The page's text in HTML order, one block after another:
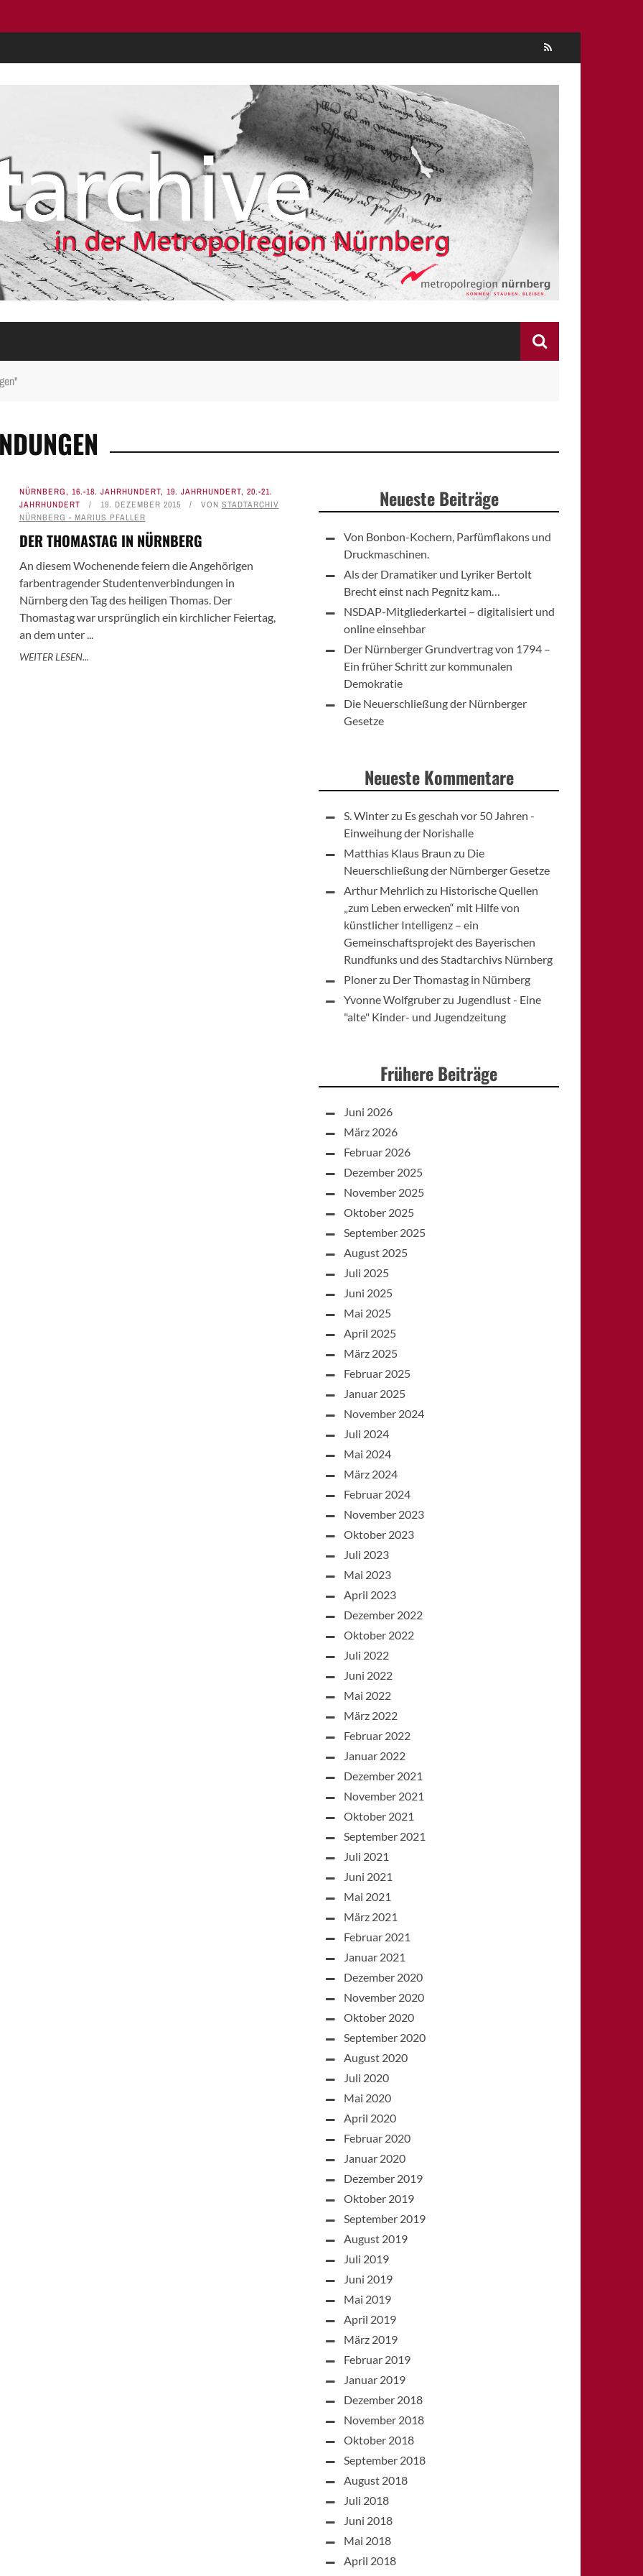
NÜRNBERG, 16.-18. JAHRHUNDERT, 19. JAHRHUNDERT, 20.-21.
JAHRHUNDERT
19. DEZEMBER 2015 VON STADTARCHIV
NÜRNBERG - MARIUS PFALLER
DER THOMASTAG IN NÜRNBERG
An diesem Wochenende feiern die Angehörigen
farbentragender Studentenverbindungen in
Nürnberg den Tag des heiligen Thomas. Der
Thomastag war ursprünglich ein kirchlicher Feiertag,
an dem unter ...
WEITER LESEN...
Neueste Beiträge
Von Bonbon-Kochern, Parfümflakons und
Druckmaschinen.
Als der Dramatiker und Lyriker Bertolt
Brecht einst nach Pegnitz kam…
NSDAP-Mitgliederkartei – digitalisiert und
online einsehbar
Der Nürnberger Grundvertrag von 1794 –
Ein früher Schritt zur kommunalen
Demokratie
Die Neuerschließung der Nürnberger
Gesetze
Neueste Kommentare
S. Winterzu Es geschah vor 50 Jahren -
Einweihung der Norishalle
Matthias Klaus Braun zu Die
Neuerschließung der Nürnberger Gesetze
Arthur Mehrlich zu Historische Quellen
„zum Leben erwecken“ mit Hilfe von
künstlicher Intelligenz – ein
Gemeinschaftsprojekt des Bayerischen
Rundfunks und des Stadtarchivs Nürnberg
Plonerzu Der Thomastag in Nürnberg
Yvonne Wolfgruberzu Jugendlust - Eine
"alte" Kinder- und Jugendzeitung
Frühere Beiträge
Juni 2026
März 2026
Februar 2026
Dezember 2025
November 2025
Oktober 2025
September 2025
August 2025
Juli 2025
Juni 2025
Mai 2025
April 2025
März 2025
Februar 2025
Januar 2025
November 2024
Juli 2024
Mai 2024
März 2024
Februar 2024
November 2023
Oktober 2023
Juli 2023
Mai 2023
April 2023
Dezember 2022
Oktober 2022
Juli 2022
Juni 2022
Mai 2022
März 2022
Februar 2022
Januar 2022
Dezember 2021
November 2021
Oktober 2021
September 2021
Juli 2021
Juni 2021
Mai 2021
März 2021
Februar 2021
Januar 2021
Dezember 2020
November 2020
Oktober 2020
September 2020
August 2020
Juli 2020
Mai 2020
April 2020
Februar 2020
Januar 2020
Dezember 2019
Oktober 2019
September 2019
August 2019
Juli 2019
Juni 2019
Mai 2019
April 2019
März 2019
Februar 2019
Januar 2019
Dezember 2018
November 2018
Oktober 2018
September 2018
August 2018
Juli 2018
Juni 2018
Mai 2018
April 2018